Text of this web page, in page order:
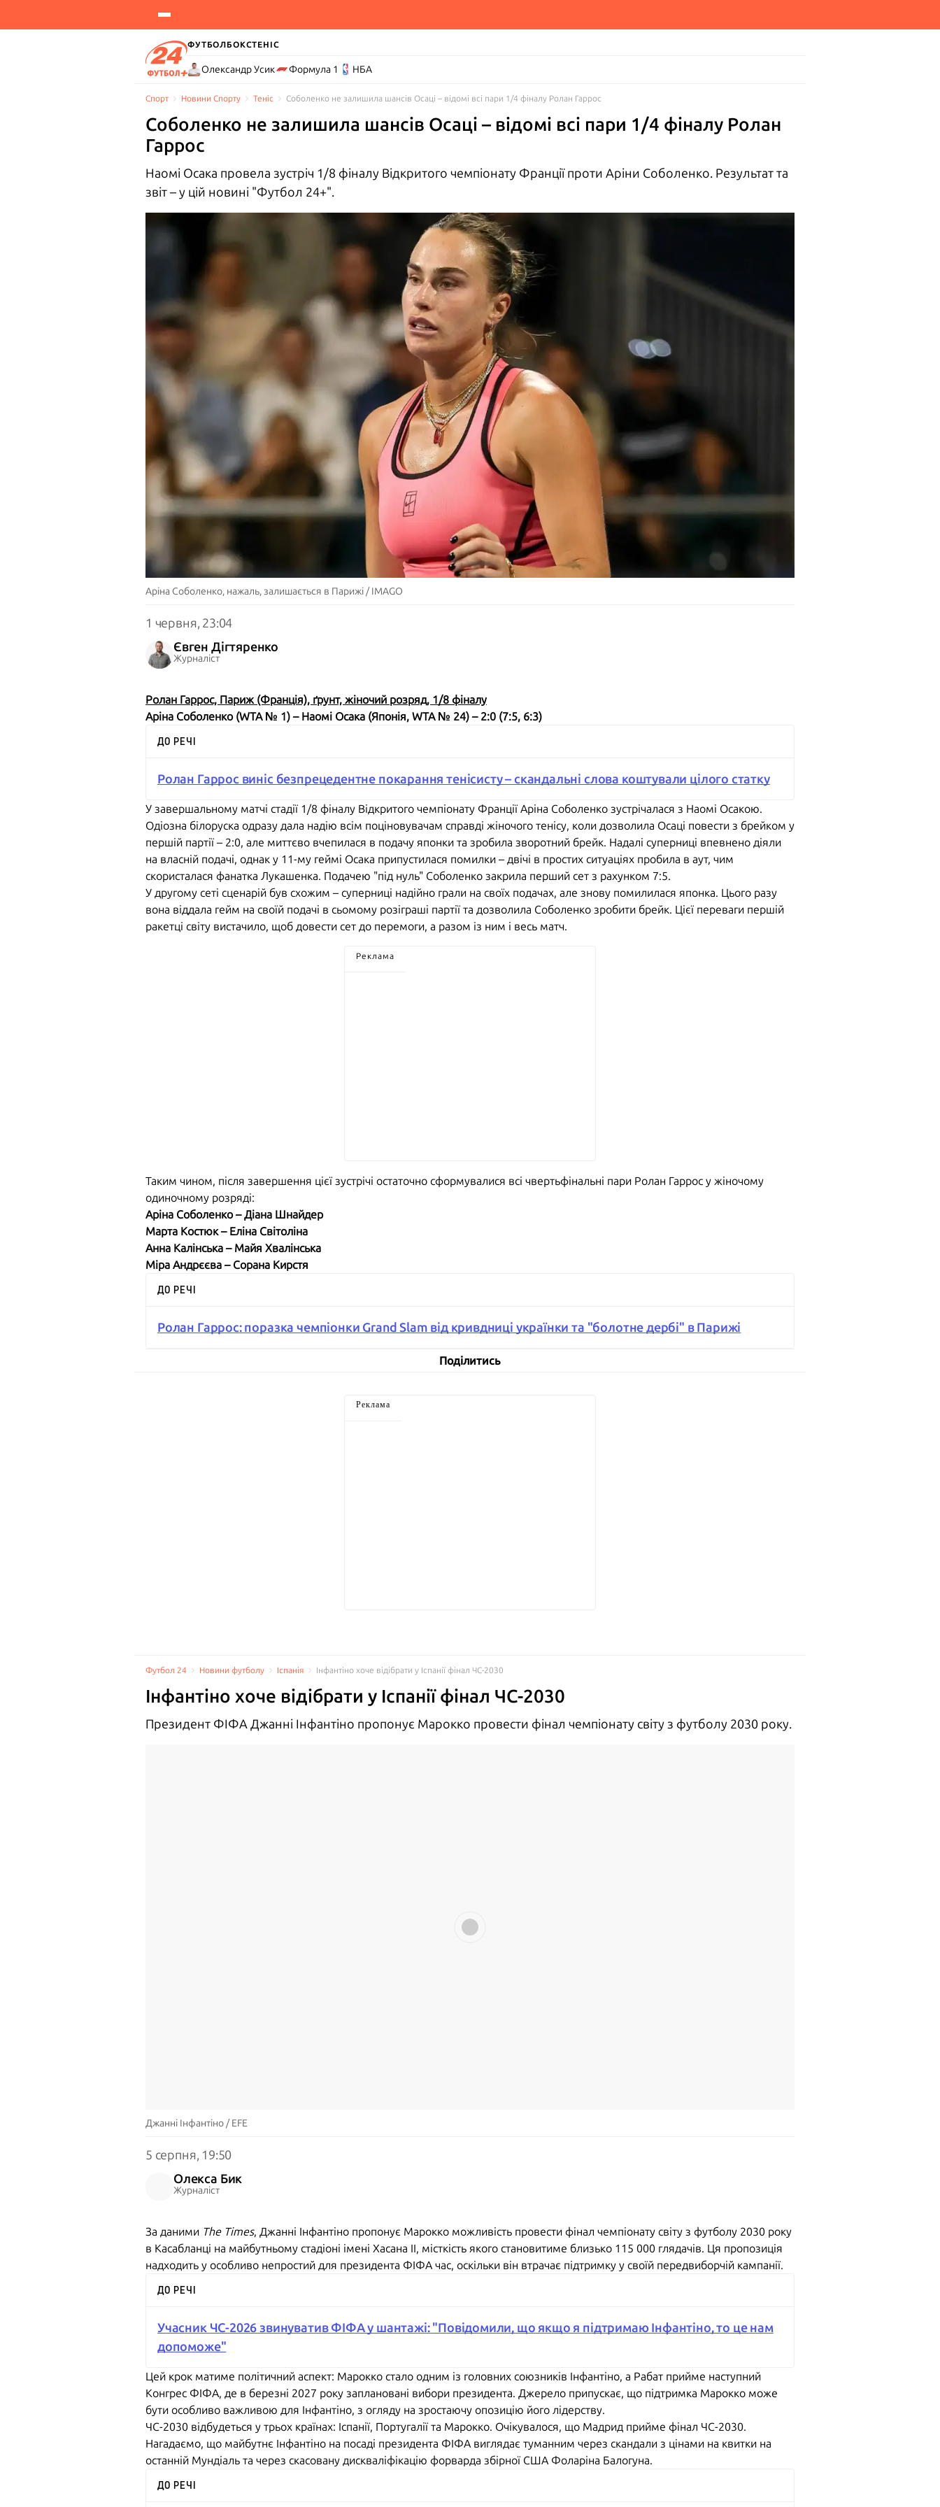
ФУТБОЛБОКСТЕНІС
Олександр Усик Формула 1 НБА
Спорт Новини Спорту Теніс Соболенко не залишила шансів Осаці – відомі всі пари 1/4 фіналу Ролан Гаррос
Соболенко не залишила шансів Осаці – відомі всі пари 1/4 фіналу Ролан
Гаррос
Наомі Осака провела зустріч 1/8 фіналу Відкритого чемпіонату Франції проти Аріни Соболенко. Результат та
звіт – у цій новині "Футбол 24+".
Аріна Соболенко, нажаль, залишається в Парижі / IMAGO
1 червня, 23:04
Євген Дігтяренко
Журналіст
Ролан Гаррос, Париж (Франція), ґрунт, жіночий розряд, 1/8 фіналу
Аріна Соболенко (WTA № 1) – Наомі Осака (Японія, WTA № 24) – 2:0 (7:5, 6:3)
ДО РЕЧІ
Ролан Гаррос виніс безпрецедентне покарання тенісисту – скандальні слова коштували цілого статку
У завершальному матчі стадії 1/8 фіналу Відкритого чемпіонату Франції Аріна Соболенко зустрічалася з Наомі Осакою.
Одіозна білоруска одразу дала надію всім поціновувачам справді жіночого тенісу, коли дозволила Осаці повести з брейком у
першій партії – 2:0, але миттєво вчепилася в подачу японки та зробила зворотний брейк. Надалі суперниці впевнено діяли
на власній подачі, однак у 11-му геймі Осака припустилася помилки – двічі в простих ситуаціях пробила в аут, чим
скористалася фанатка Лукашенка. Подачею "під нуль" Соболенко закрила перший сет з рахунком 7:5.
У другому сеті сценарій був схожим – суперниці надійно грали на своїх подачах, але знову помилилася японка. Цього разу
вона віддала гейм на своїй подачі в сьомому розіграші партії та дозволила Соболенко зробити брейк. Цієї переваги першій
ракетці світу вистачило, щоб довести сет до перемоги, а разом із ним і весь матч.
Реклама
Таким чином, після завершення цієї зустрічі остаточно сформувалися всі чвертьфінальні пари Ролан Гаррос у жіночому
одиночному розряді:
Аріна Соболенко – Діана Шнайдер
Марта Костюк – Еліна Світоліна
Анна Калінська – Майя Хвалінська
Міра Андрєєва – Сорана Кирстя
ДО РЕЧІ
Ролан Гаррос: поразка чемпіонки Grand Slam від кривдниці українки та "болотне дербі" в Парижі
Поділитись
Реклама